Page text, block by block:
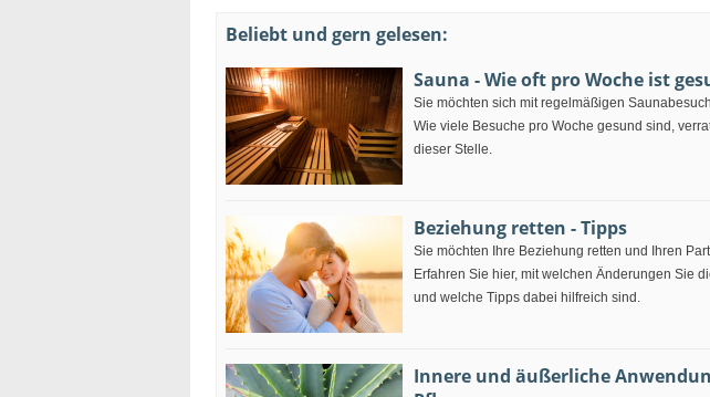
Beliebt und gern gelesen:
Sauna - Wie oft pro Woche ist
Sie möchten sich mit regelmäßigen
Wie viele Besuche pro Woche gesund sind,
dieser Stelle.
Beziehung retten - Tipps
Sie möchten Ihre Beziehung retten und Ihren
Erfahren Sie hier, mit welchen Änderungen Sie
und welche Tipps dabei hilfreich sind.
Innere und äußerliche